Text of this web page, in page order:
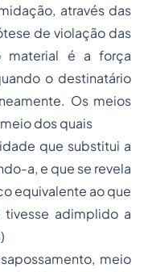
através das
de violação das
material é a força
o destinatário
Os meios
dos quais
que substitui a
a, e que se revela
equivalente ao que
adimplido a
meio